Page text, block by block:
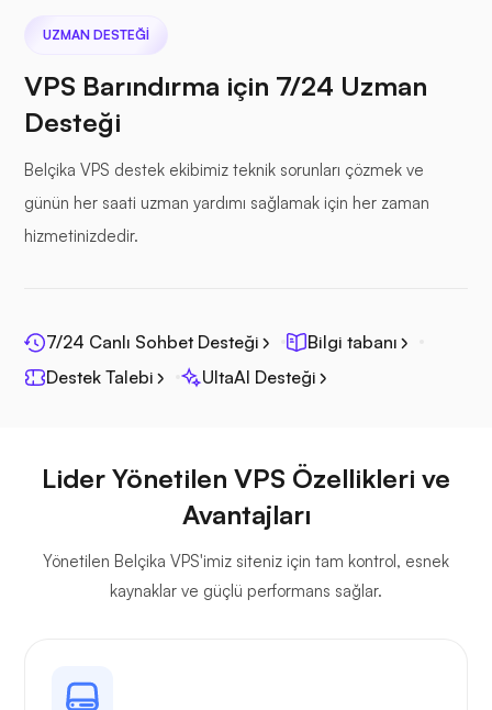
Deniz Dosyası
UZMAN DESTEĞI
VPS Barındırma için 7/24 Uzman
Desteği
Belçika VPS destek ekibimiz teknik sorunları çözmek ve
günün her saati uzman yardımı sağlamak için her zaman
hizmetinizdedir.
7/24 Canlı Sohbet Desteği
Bilgi tabanı
Destek Talebi
UltaAI Desteği
Lider Yönetilen VPS Özellikleri ve
Avantajları
Yönetilen Belçika VPS'imiz siteniz için tam kontrol, esnek
kaynaklar ve güçlü performans sağlar.